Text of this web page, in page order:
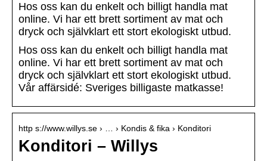
Hos oss kan du enkelt och billigt handla mat
online. Vi har ett brett sortiment av mat och
dryck och självklart ett stort ekologiskt utbud.
Hos oss kan du enkelt och billigt handla mat
online. Vi har ett brett sortiment av mat och
dryck och självklart ett stort ekologiskt utbud.
Vår affärsidé: Sveriges billigaste matkasse!
http s://www.willys.se › … › Kondis & fika › Konditori
Konditori – Willys